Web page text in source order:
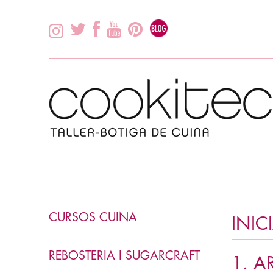
CURSOS CUINA
CUINA ASIÀTICA
REBOSTERIA I SUGARCRAFT 1.